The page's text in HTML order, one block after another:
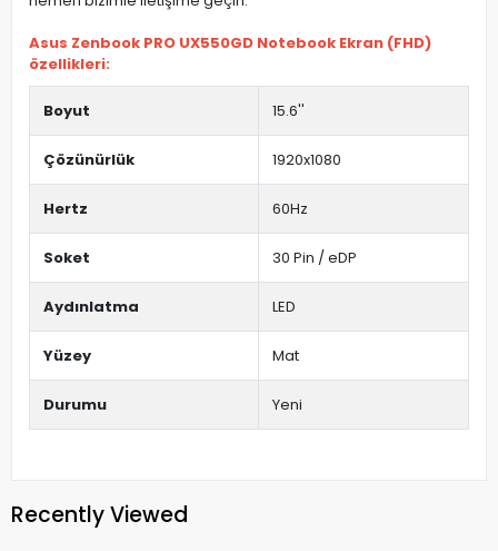
Asus Zenbook PRO UX550GD Notebook Ekran (FHD)
özellikleri:
Boyut 15.6''
Çözünürlük 1920x1080
Hertz 60Hz
Soket 30 Pin / eDP
Aydınlatma LED
Yüzey Mat
Durumu Yeni
Recently Viewed